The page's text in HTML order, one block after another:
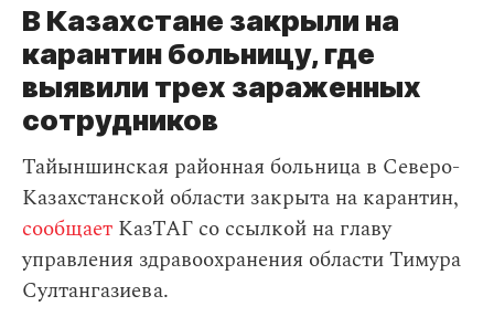
В Казахстане закрыли на
карантин больницу, где
выявили трех зараженных
сотрудников
Тайыншинская районная больница в Северо-
Казахстанской области закрыта на карантин,
сообщает КазТАГ со ссылкой на главу
управления здравоохранения области Тимура
Султангазиева.